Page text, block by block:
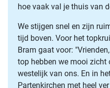
hoe vaak val je thuis van
We stijgen snel en zijn
tijd boven. Voor het
Bram gaat voor:
top hebben we mooi zicht
westelijk van ons. En in
Partenkirchen met heel